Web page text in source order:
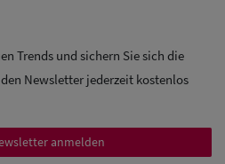
Trends und sichern Sie sich die
Newsletter jederzeit kostenlos
anmelden